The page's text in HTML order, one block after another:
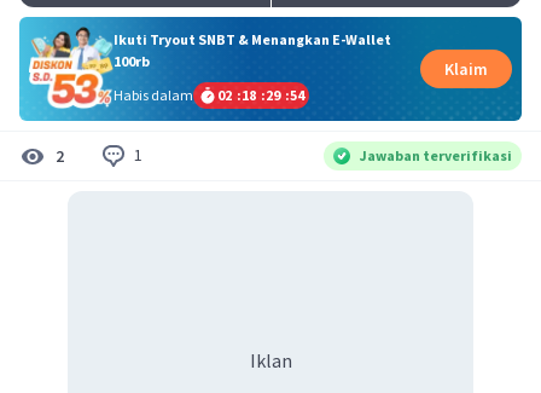
Ikuti Tryout SNBT & Menangkan E-Wallet
100rb
Habis dalam
02 :18 :29 :54
Klaim
2 1 Jawaban terverifikasi
Iklan